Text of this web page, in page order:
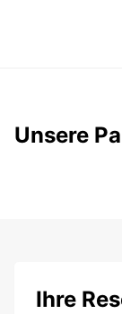
Unsere
Ihre